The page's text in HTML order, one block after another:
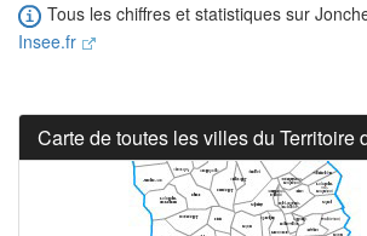
Tous les chiffres et statistiques sur
Insee.fr
Carte de toutes les villes du Territoire